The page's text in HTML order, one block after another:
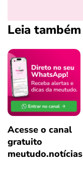
Leia também
Acesse o canal
gratuito
meutudo.notícias